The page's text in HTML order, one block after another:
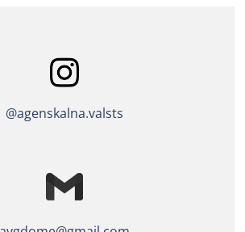
@agenskalna.valsts